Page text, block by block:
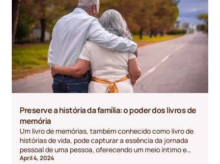
Preserve a história da família: o poder dos livros de
memória
Um livro de memórias, também conhecido como livro de
histórias de vida, pode capturar a essência da jornada
pessoal de uma pessoa, oferecendo um meio íntimo e
poderoso de preservar a história da família.
April 4, 2024